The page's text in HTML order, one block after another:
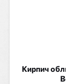
Кирпич